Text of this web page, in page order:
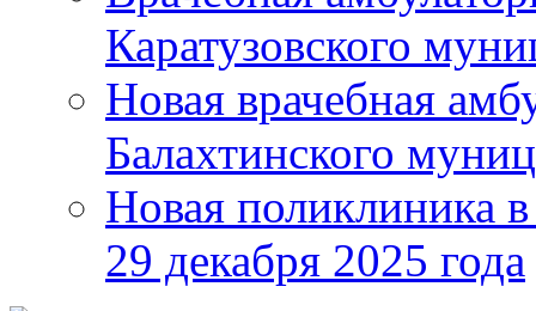
Каратузовского
Новая врачебная
Балахтинского
Новая поликлиника
29 декабря 2025 года